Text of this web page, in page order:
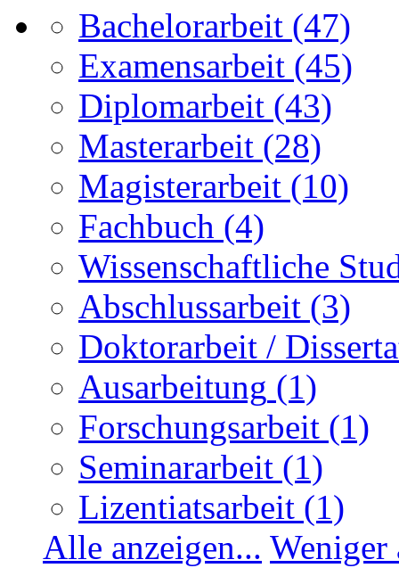
Bachelorarbeit (47)
Examensarbeit (45)
Diplomarbeit (43)
Masterarbeit (28)
Magisterarbeit (10)
Fachbuch (4)
Wissenschaftliche
Abschlussarbeit (3)
Doktorarbeit /
Ausarbeitung (1)
Forschungsarbeit (1)
Seminararbeit (1)
Lizentiatsarbeit (1)
Alle anzeigen... Weniger